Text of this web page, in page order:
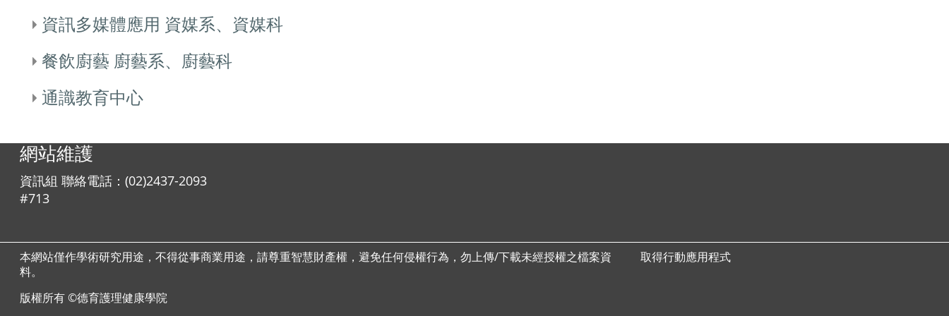
資訊多媒體應用 資媒系、資媒科
餐飲廚藝 廚藝系、廚藝科
通識教育中心
網站維護
資訊組 聯絡電話：(02)2437-2093
#713
本網站僅作學術研究用途，不得從事商業用途，請尊重智慧財產權，避免任何侵權行為，勿上傳/下載未經授權之檔案資
料。
版權所有 ©德育護理健康學院
取得行動應用程式